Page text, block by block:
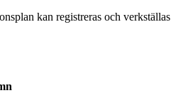
kan registreras och verkställas